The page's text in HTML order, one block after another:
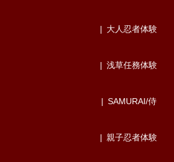
大人忍者体験
浅草任務体験
SAMURAI/侍
親子忍者体験